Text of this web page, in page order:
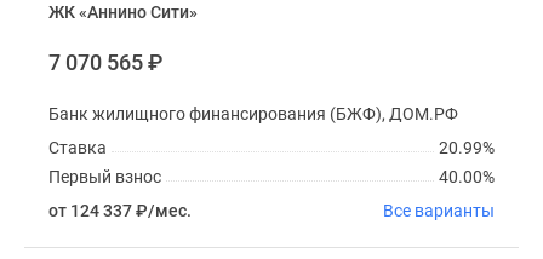
ЖК «Аннино Сити»
7 070 565₽
Банк жилищного финансирования (БЖФ), ДОМ.РФ
20.99%
Ставка
40.00%
Первый взнос
от 124 337₽/мес. Все варианты